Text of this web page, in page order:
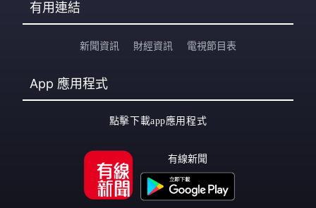
有用連結
新聞資訊 財經資訊 電視節目表
App 應用程式
點擊下載app應用程式
有線新聞